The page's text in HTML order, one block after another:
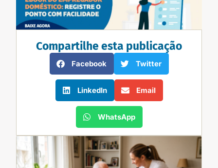
Compartilhe esta publicação
Facebook Twitter
LinkedIn Email
WhatsApp